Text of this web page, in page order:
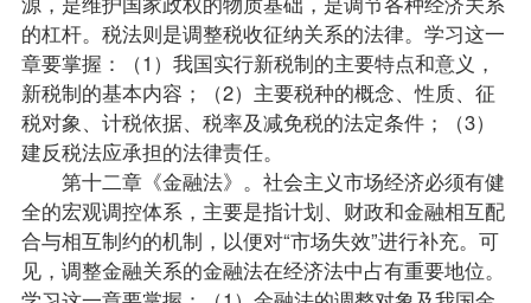
的杠杆。税法则是调整税收征纳关系的法律。学习这一
章要掌握：（1）我国实行新税制的主要特点和意义，
新税制的基本内容；（2）主要税种的概念、性质、征
税对象、计税依据、税率及减免税的法定条件；（3）
建反税法应承担的法律责任。
第十二章《金融法》。社会主义市场经济必须有健
全的宏观调控体系，主要是指计划、财政和金融相互配
合与相互制约的机制，以便对“市场失效”进行补充。可
见，调整金融关系的金融法在经济法中占有重要地位。